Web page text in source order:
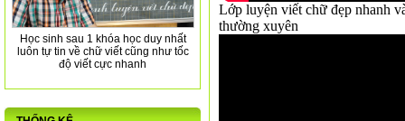
Học sinh sau 1 khóa học duy nhất
luôn tự tin về chữ viết cũng như tốc
độ viết cực nhanh
Lớp luyện viết chữ đẹp nhanh
thường xuyên